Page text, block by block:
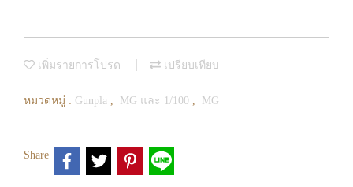
เพิ่มรายการโปรด เปรียบเทียบ
หมวดหมู่ : Gunpla , MG และ 1/100 , MG
Share